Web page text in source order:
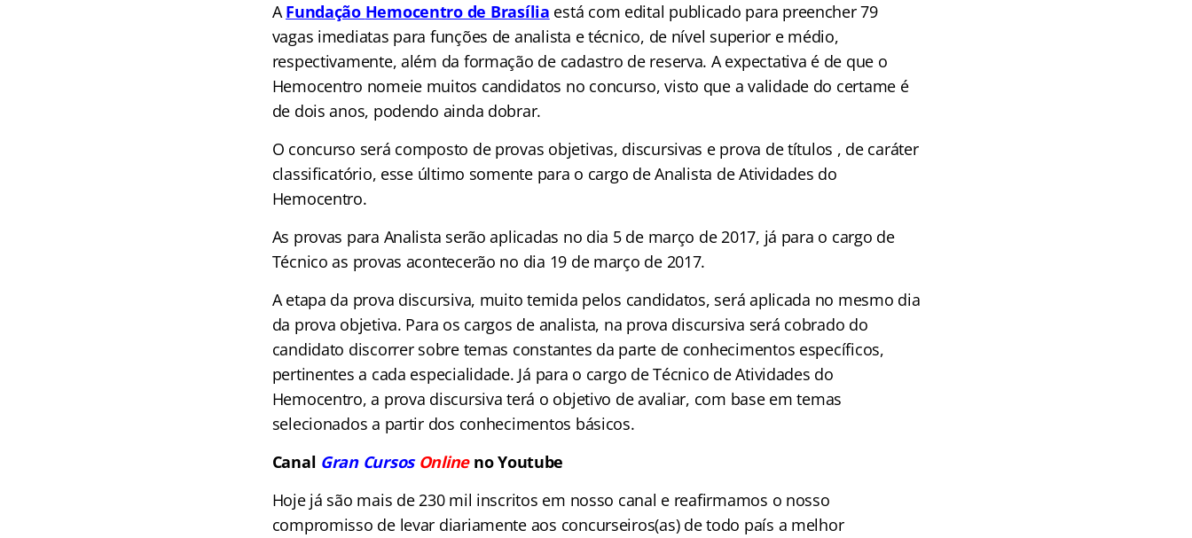
AFundação Hemocentro de Brasília está com edital publicado para preencher 79
vagas imediatas para funções de analista e técnico, de nível superior e médio,
respectivamente, além da formação de cadastro de reserva. A expectativa é de que o
Hemocentro nomeie muitos candidatos no concurso, visto que a validade do certame é
de dois anos, podendo ainda dobrar.
O concurso será composto de provas objetivas, discursivas e prova de títulos , de caráter
classificatório, esse último somente para o cargo de Analista de Atividades do
Hemocentro.
As provas para Analista serão aplicadas no dia 5 de março de 2017, já para o cargo de
Técnico as provas acontecerão no dia 19 de março de 2017.
A etapa da prova discursiva, muito temida pelos candidatos, será aplicada no mesmo dia
da prova objetiva. Para os cargos de analista, na prova discursiva será cobrado do
candidato discorrer sobre temas constantes da parte de conhecimentos específicos,
pertinentes a cada especialidade. Já para o cargo de Técnico de Atividades do
Hemocentro, a prova discursiva terá o objetivo de avaliar, com base em temas
selecionados a partir dos conhecimentos básicos.
Canal Gran Cursos Onlineno Youtube
Hoje já são mais de 230 mil inscritos em nosso canal e reafirmamos o nosso
compromisso de levar diariamente aos concurseiros(as) de todo país a melhor